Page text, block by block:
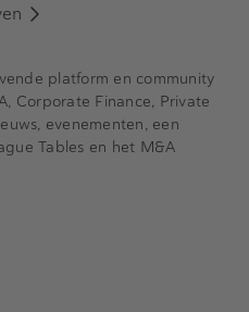
platform en community
Corporate Finance, Private
evenementen, een
Tables en het M&A